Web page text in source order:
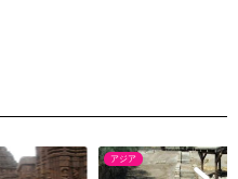
アジア